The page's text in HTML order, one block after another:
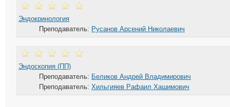
Эндокринология
Преподаватель: Русанов Арсений Николаевич
Эндоскопия (ПП)
Преподаватель:
Беликов Андрей Владимирович
Преподаватель: Хильгияев Рафаил Хашимович